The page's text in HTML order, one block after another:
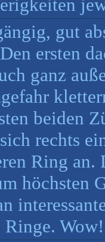
gut
ersten
ganz
beiden
rechts
Ring an.
höchsten
Ringe. Wow!